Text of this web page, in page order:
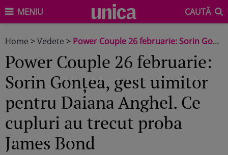
MENIU CAUTĂ
Home >Vedete > Power Couple 26 februarie: Sorin Gonțea, gest uimitor pentru Daiana Anghel. Ce cupluri au trecut proba James Bond
Power Couple 26 februarie:
Sorin Gonțea, gest uimitor
pentru Daiana Anghel. Ce
cupluri au trecut proba
James Bond